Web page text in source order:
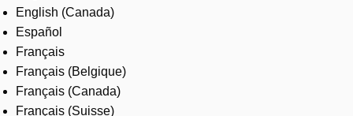
English (Canada)
Español
Français
Français (Belgique)
Français (Canada)
Français (Suisse)